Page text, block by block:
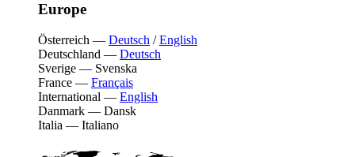
Europe
Österreich — Deutsch /English
Deutschland — Deutsch
Sverige — Svenska
France — Français
International — English
Danmark — Dansk
Italia — Italiano